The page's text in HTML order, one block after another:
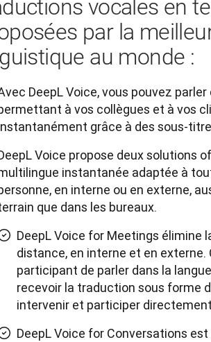
vocales en
par la
au monde :
DeepL Voice, vous pouvez
à vos collègues et à vos
grâce à des sous-
Voice propose deux solutions
instantanée adaptée à
en interne ou en externe,
que dans les bureaux.
DeepL Voice for Meetings élimine
distance, en interne et en
participant de parler dans la
recevoir la traduction sous forme
intervenir et participer
DeepL Voice for Conversations